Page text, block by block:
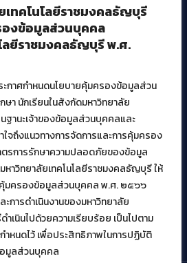
เทคโนโลยีราชมงคลธัญบุรี
องข้อมูลส่วนบุคคล
ลยีราชมงคลธัญบุรี พ.ศ.
ะกาศกำหนดนโยบายคุ้มครองข้อมูลส่วน
า นักเรียนในสังกัดมหาวิทยาลัย
ฐานะเจ้าของข้อมูลส่วนบุคคลและ
จถึงแนวทางการจัดการและการคุ้มครอง
รการรักษาความปลอดภัยของข้อมูล
หาวิทยาลัยเทคโนโลยีราชมงคลธัญบุรี ให้
มครองข้อมูลส่วนบุคคล พ.ศ. ๒๕๖๖
ะการดำเนินงานของมหาวิทยาลัย
เนินไปด้วยความเรียบร้อย เป็นไปตาม
ำหนดไว้ เพื่อประสิทธิภาพในการปฏิบัติ
มูลส่วนบุคคล
รู้
วัตกรรมดิจิทัล
บหน่วยงานภายนอก
นาผู้ประกอบการ SME โดย. มทร.ธัญบุรี
ครือข่ายผู้ให้บริการเครื่องจักรกลทางการ
เสริมการรแปรรูปสินค้าเกษตรระดับชุมชน
กิจและสังคมรายตำบลแบบบูรณาการ (1